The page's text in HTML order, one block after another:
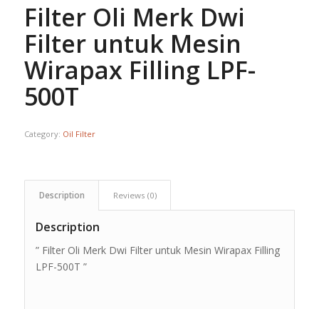
Filter Oli Merk Dwi
Filter untuk Mesin
Wirapax Filling LPF-
500T
Category: Oil Filter
Description Reviews (0)
Description
” Filter Oli Merk Dwi Filter untuk Mesin Wirapax Filling
LPF-500T ”